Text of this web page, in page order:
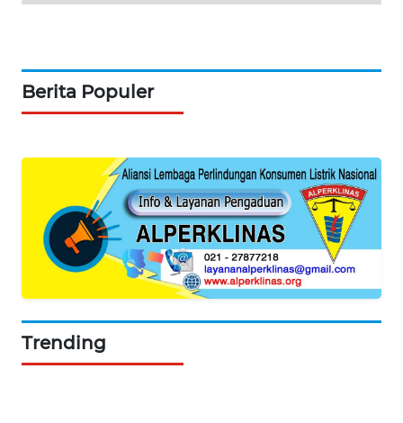
Berita Populer
Trending
NEWS
NEWS
NEWS
METRO
SIANTAR
NEWS
METRO
MEDAN